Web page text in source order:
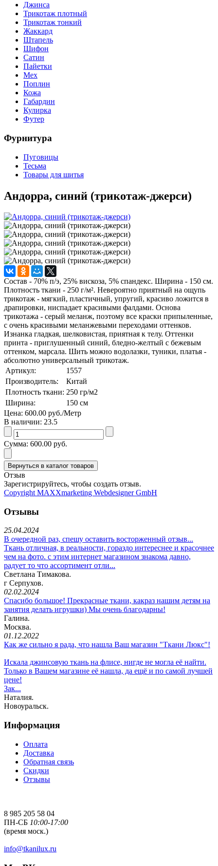
Джинса
Трикотаж плотный
Трикотаж тонкий
Жаккард
Штапель
Шифон
Сатин
Пайетки
Мех
Поплин
Кожа
Габардин
Кулирка
Футер
Фурнитура
Пуговицы
Тесьма
Товары для шитья
Андорра, синий (трикотаж-джерси)
Состав - 70% п/э, 25% вискоза, 5% спандекс. Ширина - 150 см.
Плотность ткани - 250 г/м². Невероятно приятный на ощупь
трикотаж - мягкий, пластичный, упругий, красиво ложится в
драпировки, ниспадает красивыми фалдами. Основа
трикотажа - серый меланж, поэтому все краски припыленные,
с очень красивыми меланжевыми переходами оттенков.
Изнанка гладкая, шелковистая, приятная к телу. Оттенки
принта - приглушенный синий, бледно-желтый с бежевым
оттенком, марсала. Шить можно водолазки, туники, платья -
абсолютно универсальный трикотаж.
Артикул:
1557
Производитель:
Китай
Плотность ткани: 250 гр/м2
Ширина:
150 см
Цена: 600.00 руб./Метр
В наличии: 23.5
Сумма: 600.00 руб.
Отзыв
Зарегистрируйтесь, чтобы создать отзыв.
Copyright MAXXmarketing Webdesigner GmbH
Отзывы
25.04.2024
В очередной раз, спешу оставить восторженный отзыв...
Ткань отличная, в реальности, гораздо интереснее и красочнее
чем на фото. с этим интернет магазином знакома давно,
радует то что ассортимент отли...
Светлана Тимакова.
г Серпухов.
02.02.2024
Спасибо большое! Прекрасные ткани, какраз нашим детям на
занятия делать игрушки) Мы очень благодарны!
Галина.
Москва.
01.12.2022
Как же сильно я рада, что нашла Ваш магазин "Ткани Люкс"!
Искала джинсовую ткань на флисе, нигде не могла её найти.
Только в Вашем магазине её нашла, да ещё и по самой лучшей
цене!
Зак...
Наталия.
Новоуральск.
Информация
Оплата
Доставка
Обратная связь
Скидки
Отзывы
8 985 205 58 04
ПН-СБ 10:00-17:00
(время моск.)
info@tkanilux.ru